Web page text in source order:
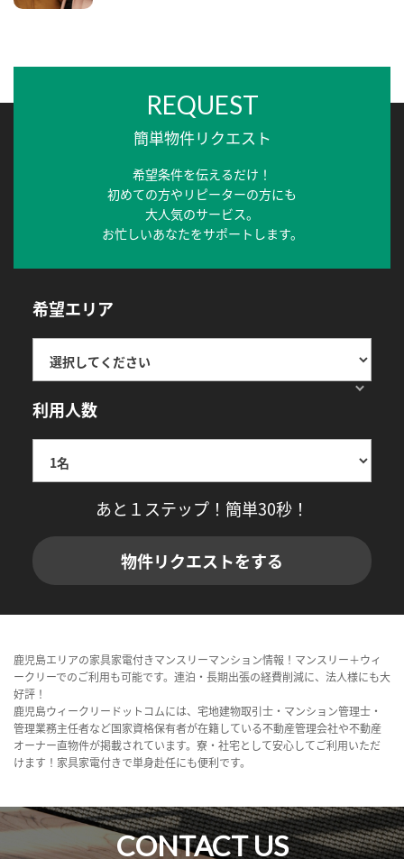
REQUEST
簡単物件リクエスト
希望条件を伝えるだけ！
初めての方やリピーターの方にも
大人気のサービス。
お忙しいあなたをサポートします。
希望エリア
利用人数
あと１ステップ！簡単30秒！
物件リクエストをする
鹿児島エリアの家具家電付きマンスリーマンション情報！マンスリー＋ウィ
ークリーでのご利用も可能です。連泊・長期出張の経費削減に、法人様にも大
好評！
鹿児島ウィークリードットコムには、宅地建物取引士・マンション管理士・
管理業務主任者など国家資格保有者が在籍している不動産管理会社や不動産
オーナー直物件が掲載されています。寮・社宅として安心してご利用いただ
けます！家具家電付きで単身赴任にも便利です。
CONTACT US